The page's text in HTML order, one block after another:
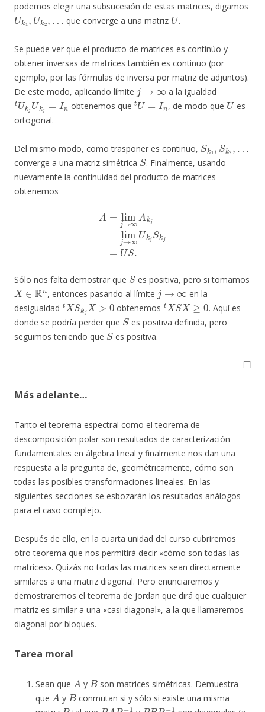
podemos elegir una subsucesión de estas matrices, digamos
Uk1,Uk2,
…
que converge a una matriz
U
.
Se puede ver que el producto de matrices es continúo y
obtener inversas de matrices también es continuo (por
ejemplo, por las fórmulas de inversa por matriz de adjuntos).
De este modo, aplicando límite
j→∞
a la igualdad
tU kjUk j=In
obtenemos que
tU =I n
, de modo que
U
es
ortogonal.
Del mismo modo, como trasponer es continuo,
Sk Sk
converge a una matriz simétrica
S
. Finalmente, usando
nuevamente la continuidad del producto de matrices
obtenemos
∞A =lim j→
Sólo nos falta demostrar que
S
es positiva, pero si tomamos
X∈Rn
, entonces pasando al límite
j→∞
en la
desigualdad
tXSkjX>0
obtenemos
tXSX≥0
. Aquí es
donde se podría perder que
S
es positiva definida, pero
seguimos teniendo que
S
es positiva.
◻
Más adelante…
Tanto el teorema espectral como el teorema de
descomposición polar son resultados de caracterización
fundamentales en álgebra lineal y finalmente nos dan una
respuesta a la pregunta de, geométricamente, cómo son
todas las posibles transformaciones lineales. En las
siguientes secciones se esbozarán los resultados análogos
para el caso complejo.
Después de ello, en la cuarta unidad del curso cubriremos
otro teorema que nos permitirá decir «cómo son todas las
matrices». Quizás no todas las matrices sean directamente
similares a una matriz diagonal. Pero enunciaremos y
demostraremos el teorema de Jordan que dirá que cualquier
matriz es similar a una «casi diagonal», a la que llamaremos
diagonal por bloques.
Tarea moral
Sean que
A
y
B
son matrices simétricas. Demuestra
que
A
y
B
conmutan si y sólo si existe una misma
P PAP−1 PBP−1